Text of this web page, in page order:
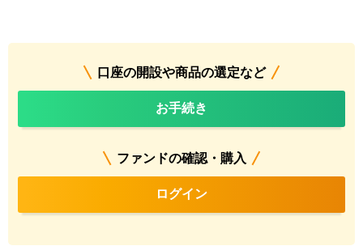
口座の開設や商品の選定など
お手続き
ファンドの確認・購入
ログイン